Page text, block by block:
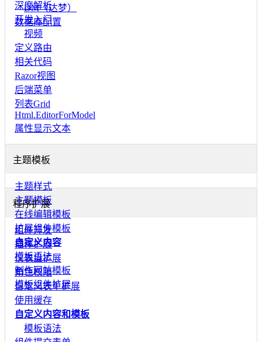
DM（达梦）
数据库配置
深度解析
开发入门
视频
定义路由
相关代码
Razor视图
后端菜单
列表Grid
Html.EditorForModel
属性显示文本
主题模板
主题样式
主题模板
在线编辑模板
扩展组件模板
自定义内容
模板语法
制作网站模板
模板组件扩展
程序扩展
组件开发
插件扩展
仪表盘扩展
角色权限
自定义表单扩展
使用缓存
自定义内容和模板
模板语法